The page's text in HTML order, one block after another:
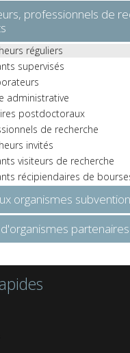
professionnels de
réguliers
supervisés
administrative
postdoctoraux
de recherche
invités
visiteurs de recherche
récipiendaires de
organismes
partenaires